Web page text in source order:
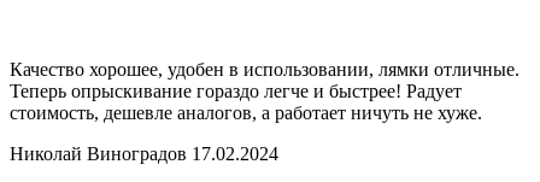
Качество хорошее, удобен в использовании, лямки отличные.
Теперь опрыскивание гораздо легче и быстрее! Радует
стоимость, дешевле аналогов, а работает ничуть не хуже.
Николай Виноградов 17.02.2024